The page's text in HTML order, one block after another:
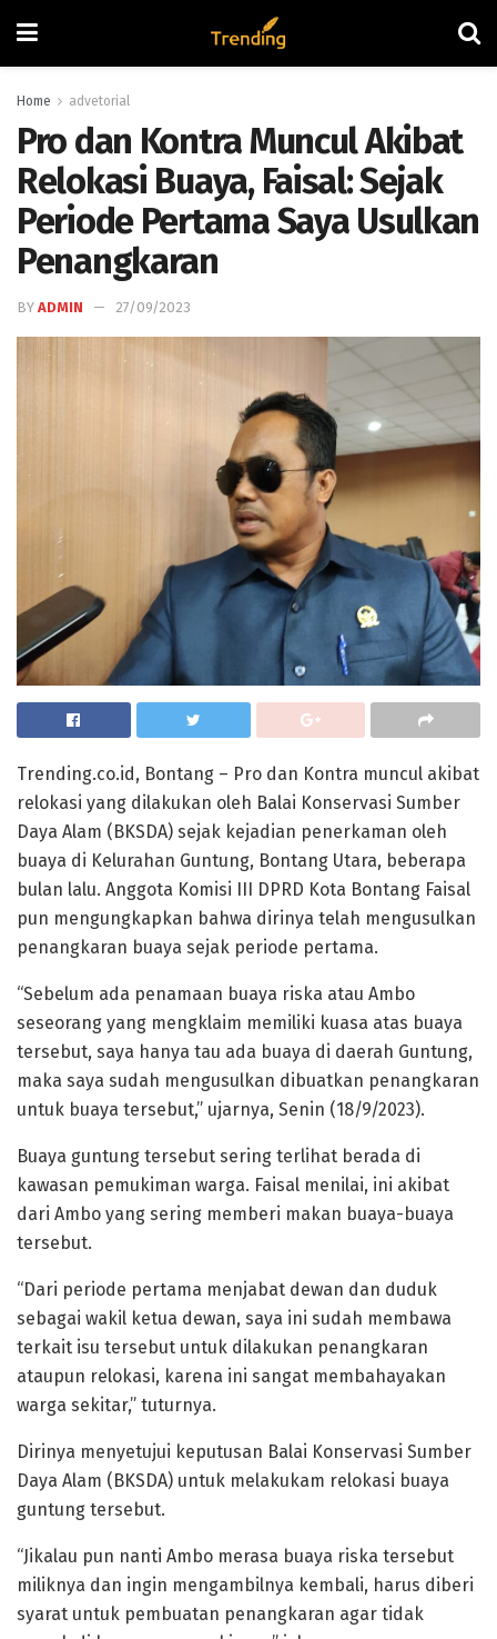
Home advetorial
Pro dan Kontra Muncul Akibat
Relokasi Buaya, Faisal: Sejak
Periode Pertama Saya Usulkan
Penangkaran
BY ADMIN 27/09/2023
Trending.co.id, Bontang – Pro dan Kontra muncul akibat
relokasi yang dilakukan oleh Balai Konservasi Sumber
Daya Alam (BKSDA) sejak kejadian penerkaman oleh
buaya di Kelurahan Guntung, Bontang Utara, beberapa
bulan lalu. Anggota Komisi III DPRD Kota Bontang Faisal
pun mengungkapkan bahwa dirinya telah mengusulkan
penangkaran buaya sejak periode pertama.
“Sebelum ada penamaan buaya riska atau Ambo
seseorang yang mengklaim memiliki kuasa atas buaya
tersebut, saya hanya tau ada buaya di daerah Guntung,
maka saya sudah mengusulkan dibuatkan penangkaran
untuk buaya tersebut,” ujarnya, Senin (18/9/2023).
Buaya guntung tersebut sering terlihat berada di
kawasan pemukiman warga. Faisal menilai, ini akibat
dari Ambo yang sering memberi makan buaya-buaya
tersebut.
“Dari periode pertama menjabat dewan dan duduk
sebagai wakil ketua dewan, saya ini sudah membawa
terkait isu tersebut untuk dilakukan penangkaran
ataupun relokasi, karena ini sangat membahayakan
warga sekitar,” tuturnya.
Dirinya menyetujui keputusan Balai Konservasi Sumber
Daya Alam (BKSDA) untuk melakukam relokasi buaya
guntung tersebut.
“Jikalau pun nanti Ambo merasa buaya riska tersebut
miliknya dan ingin mengambilnya kembali, harus diberi
syarat untuk pembuatan penangkaran agar tidak